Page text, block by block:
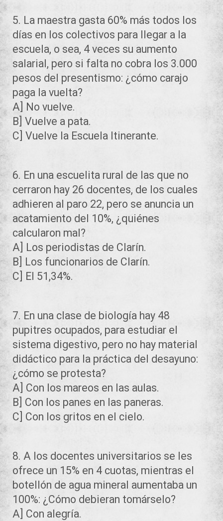
5. La maestra gasta 60% más todos los
días en los colectivos para llegar a la
escuela, o sea, 4 veces su aumento
salarial, pero si falta no cobra los 3.000
pesos del presentismo: ¿cómo carajo
paga la vuelta?
A] No vuelve.
B] Vuelve a pata.
C] Vuelve la Escuela Itinerante.
6. En una escuelita rural de las que no
cerraron hay 26 docentes, de los cuales
adhieren al paro 22, pero se anuncia un
acatamiento del 10%, ¿quiénes
calcularon mal?
A] Los periodistas de Clarín.
B] Los funcionarios de Clarín.
C] El 51,34%.
7. En una clase de biología hay 48
pupitres ocupados, para estudiar el
sistema digestivo, pero no hay material
didáctico para la práctica del desayuno:
¿cómo se protesta?
A] Con los mareos en las aulas.
B] Con los panes en las paneras.
C] Con los gritos en el cielo.
8. A los docentes universitarios se les
ofrece un 15% en 4 cuotas, mientras el
botellón de agua mineral aumentaba un
100%: ¿Cómo debieran tomárselo?
A] Con alegría.